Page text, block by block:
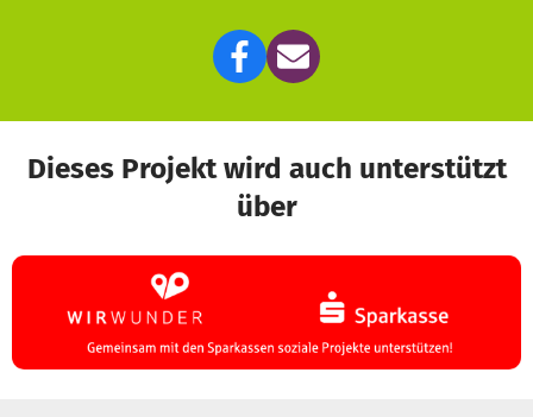
Dieses Projekt wird auch unterstützt
über